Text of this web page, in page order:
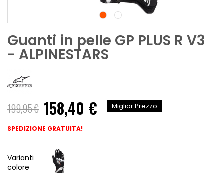
Guanti in pelle GP PLUS R V3
- ALPINESTARS
199,95 € 158,40 € Miglior Prezzo
SPEDIZIONE GRATUITA!
Varianti
colore